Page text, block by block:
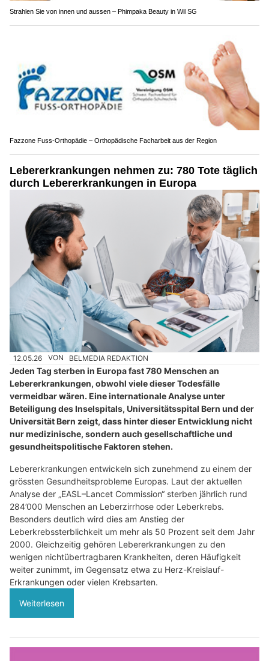
Strahlen Sie von innen und aussen – Phimpaka Beauty in Wil SG
Fazzone Fuss-Orthopädie – Orthopädische Facharbeit aus der Region
Lebererkrankungen nehmen zu: 780 Tote täglich
durch Lebererkrankungen in Europa
12.05.26 VON BELMEDIA REDAKTION
Jeden Tag sterben in Europa fast 780 Menschen an
Lebererkrankungen, obwohl viele dieser Todesfälle
vermeidbar wären. Eine internationale Analyse unter
Beteiligung des Inselspitals, Universitätsspital Bern und der
Universität Bern zeigt, dass hinter dieser Entwicklung nicht
nur medizinische, sondern auch gesellschaftliche und
gesundheitspolitische Faktoren stehen.
Lebererkrankungen entwickeln sich zunehmend zu einem der
grössten Gesundheitsprobleme Europas. Laut der aktuellen
Analyse der „EASL–Lancet Commission“ sterben jährlich rund
284’000 Menschen an Leberzirrhose oder Leberkrebs.
Besonders deutlich wird dies am Anstieg der
Leberkrebssterblichkeit um mehr als 50 Prozent seit dem Jahr
2000. Gleichzeitig gehören Lebererkrankungen zu den
wenigen nichtübertragbaren Krankheiten, deren Häufigkeit
weiter zunimmt, im Gegensatz etwa zu Herz-Kreislauf-
Erkrankungen oder vielen Krebsarten.
Weiterlesen